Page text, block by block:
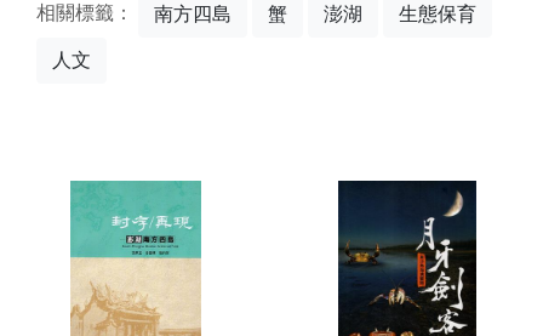
相關標籤： 南方四島 蟹 澎湖 生態保育
人文